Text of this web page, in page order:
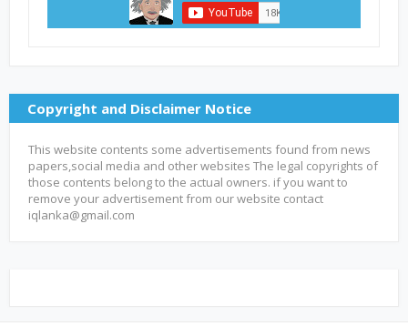
Copyright and Disclaimer Notice
This website contents some advertisements found from news
papers,social media and other websites The legal copyrights of
those contents belong to the actual owners. if you want to
remove your advertisement from our website contact
iqlanka@gmail.com